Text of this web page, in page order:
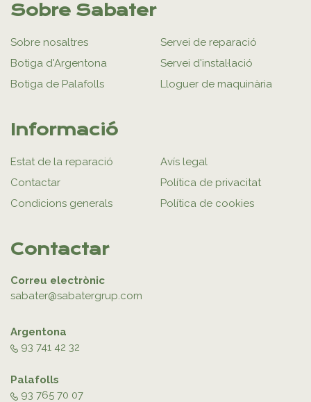
Sobre Sabater
Sobre nosaltres
Botiga d'Argentona
Botiga de Palafolls
Servei de reparació
Servei d'instal·lació
Lloguer de maquinària
Informació
Estat de la reparació
Contactar
Condicions generals
Avís legal
Política de privacitat
Política de cookies
Contactar
Correu electrònic
sabater@sabatergrup.com
Argentona
93 741 42 32
Palafolls
93 765 70 07